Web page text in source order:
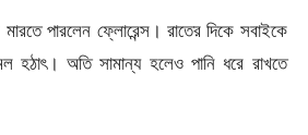
পারলেন ফ্লোরেন্স। রাতের দিকে সবাইকে
হঠাৎ। অতি সামান্য হলেও পানি ধরে রাখতে